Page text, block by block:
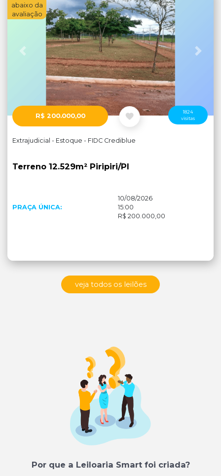
Anterior
abaixo da
avaliação
R$ 200.000,00
1824
visitas
Extrajudicial - Estoque - FIDC Crediblue
Terreno 12.529m² Piripiri/PI
PRAÇA ÚNICA:
10/08/2026
15:00
R$ 200.000,00
veja todos os leilões
Por que a Leiloaria Smart foi criada?